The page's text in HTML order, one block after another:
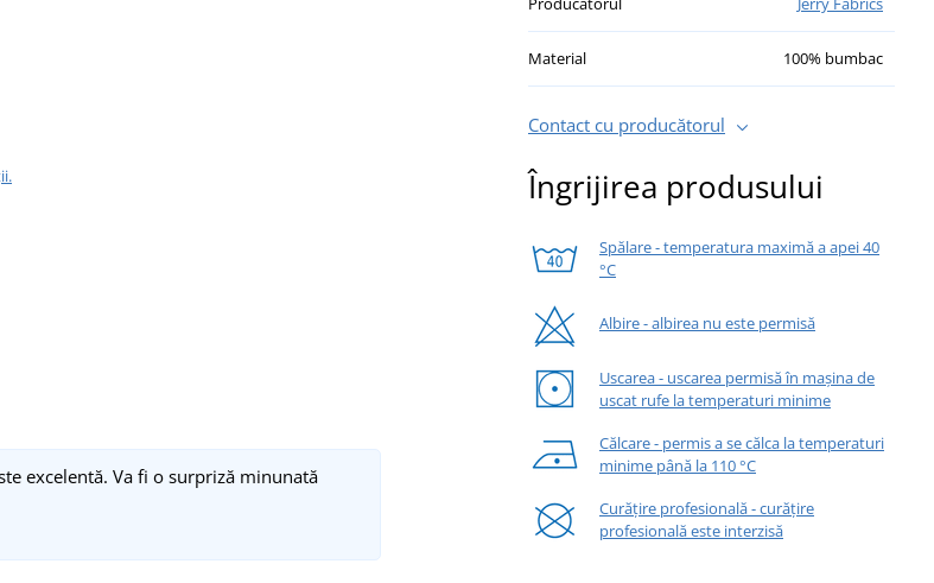
excelentă. Va fi o surpriză minunată
Material 100% bumbac
Contact cu producătorul
Îngrijirea produsului
Spălare - temperatura maximă a apei 40
°C
Albire - albirea nu este permisă
Uscarea - uscarea permisă în mașina de
uscat rufe la temperaturi minime
Călcare - permis a se călca la temperaturi
minime până la 110 °C
Curățire profesională - curățire
profesională este interzisă